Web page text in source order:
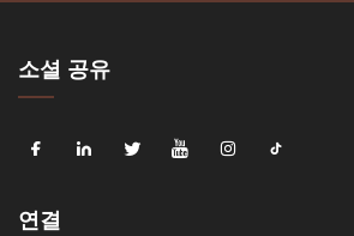
소셜 공유
연결